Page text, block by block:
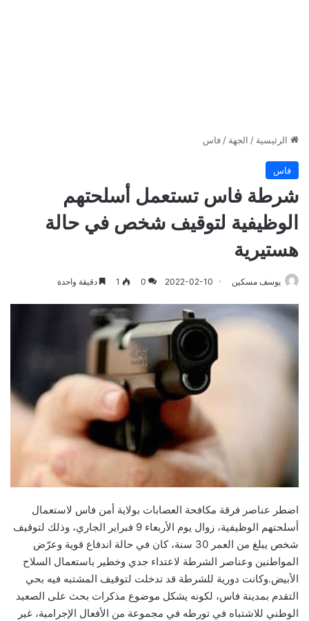
الرئيسية / الجهة / فاس
فاس
شرطة فاس تستعمل أسلحتهم
الوظيفية لتوقيف شخص في حالة
هستيرية
يوسف مسكين 2022-02-10
0
1 دقيقة واحدة
اضطر عناصر فرقة مكافحة العصابات بولاية أمن فاس لاستعمال
أسلحتهم الوظيفية، زوال يوم الأربعاء 9 فبراير الجاري، وذلك لتوقيف
شخص يبلغ من العمر 30 سنة، كان في حالة اندفاع قوية وعرّض
المواطنين وعناصر الشرطة لاعتداء جدي وخطير باستعمال السلاح
الأبيض.وكانت دورية للشرطة قد تدخلت لتوقيف المشتبه فيه بحي
التقدم بمدينة فاس، لكونه يشكل موضوع مذكرات بحث على الصعيد
الوطني للاشتباه في تورطه في مجموعة من الأفعال الإجرامية، غير